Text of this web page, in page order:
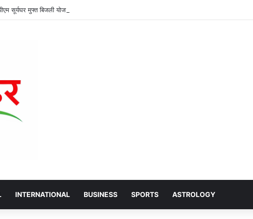
सूर्यघर मुफ्त बिजली योजना से बदल रही छत्तीसगढ़ की तस्वीर, हजारों परिवारों को मिल रही राहत; पेंड्रा के
INTERNATIONAL BUSINESS SPORTS ASTROLOGY